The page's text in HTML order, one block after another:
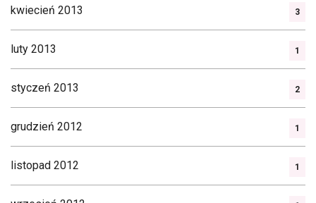
kwiecień 2013 3
luty 2013 1
styczeń 2013 2
grudzień 2012 1
listopad 2012 1